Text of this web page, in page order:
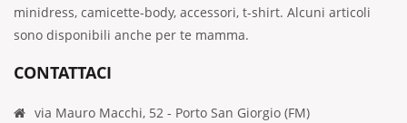
minidress, camicette-body, accessori, t-shirt. Alcuni articoli
sono disponibili anche per te mamma.
CONTATTACI
via Mauro Macchi, 52 - Porto San Giorgio (FM)